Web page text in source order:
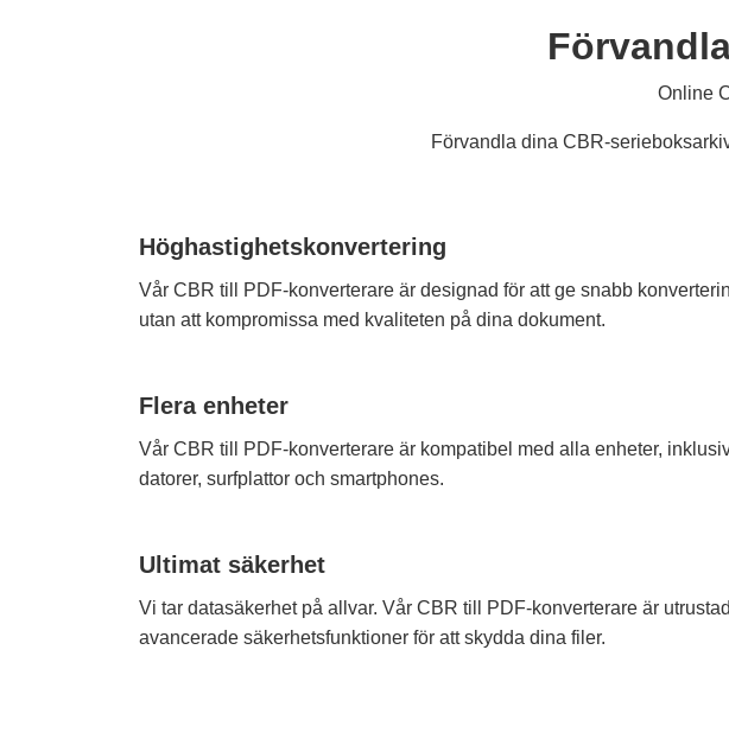
Online
Förvandla dina CBR-
Höghastighetskonvertering
Vår CBR till PDF-konverterare är designad för att ge snabb
utan att kompromissa med kvaliteten på dina dokument.
Flera enheter
Vår CBR till PDF-konverterare är kompatibel med alla enheter,
datorer, surfplattor och smartphones.
Ultimat säkerhet
Vi tar datasäkerhet på allvar. Vår CBR till PDF-konverterare är
avancerade säkerhetsfunktioner för att skydda dina filer.